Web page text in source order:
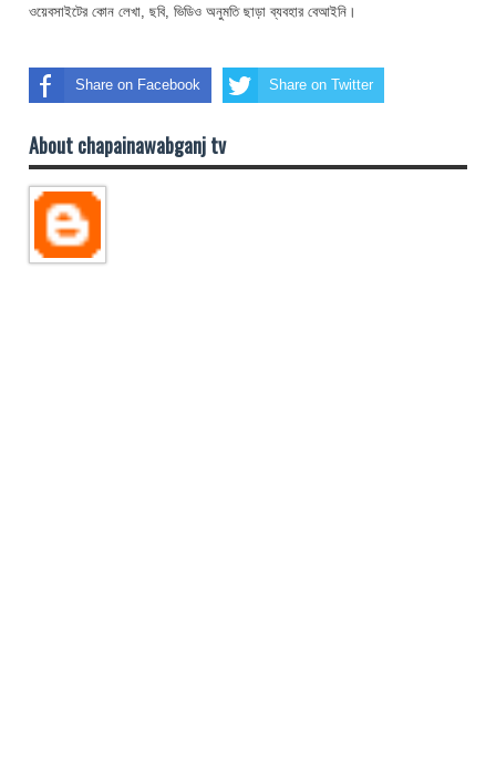
ওয়েবসাইটের কোন লেখা, ছবি, ভিডিও অনুমতি ছাড়া ব্যবহার বেআইনি।
Share on Facebook Share on Twitter
About chapainawabganj tv